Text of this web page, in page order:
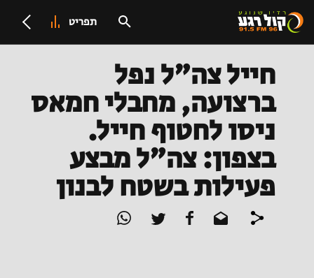
תפריט
חייל צה"ל נפל
ברצועה, מחבלי חמאס
ניסו לחטוף חייל.
בצפון: צה"ל מבצע
פעילות בשטח לבנון